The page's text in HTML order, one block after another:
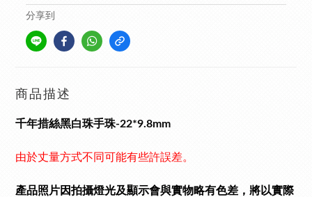
分享到
商品描述
千年措絲黑白珠手珠-22*9.8mm
由於丈量方式不同可能有些許誤差。
產品照片因拍攝燈光及顯示會與實物略有色差，將以實際